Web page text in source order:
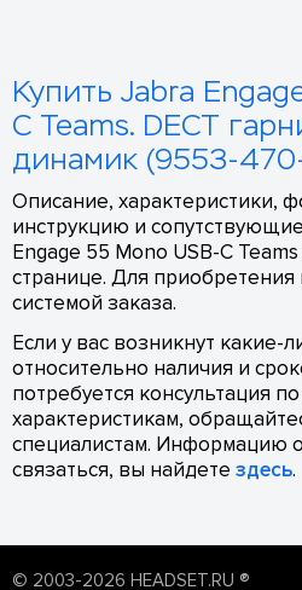
Купить Jabra
C Teams. DECT
динамик (9553-470-
Описание, характеристики,
инструкцию и
Engage 55 Mono USB-C
странице. Для приобретения
системой заказа.
Если у вас возникнут какие-
относительно наличия и
потребуется консультация
характеристикам,
специалистам. Информацию
связаться, вы найдете здесь.
© 2003-2026 HEADSET.RU ®